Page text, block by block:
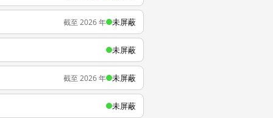
截至 2026 年 未屏蔽
未屏蔽
截至 2026 年 未屏蔽
未屏蔽